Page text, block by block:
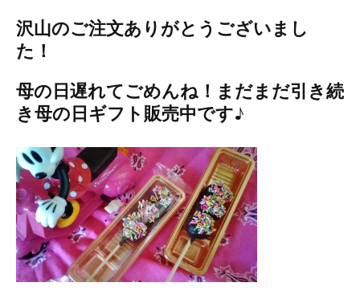
沢山のご注文ありがとうございまし
た！
母の日遅れてごめんね！まだまだ引き続
き母の日ギフト販売中です♪